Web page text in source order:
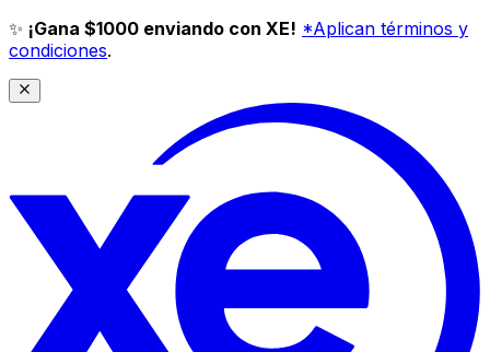
✨ ¡Gana $1000 enviando con XE! *Aplican términos y
condiciones.